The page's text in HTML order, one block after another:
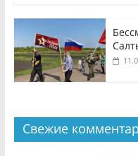
Свежие